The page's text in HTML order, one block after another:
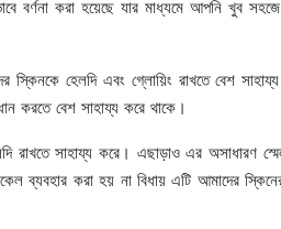
বর্ণনা করা হয়েছে যার মাধ্যমে আপনি খুব
স্কিনকে হেলদি এবং গ্লোয়িং রাখতে বেশ
করতে বেশ সাহায্য করে থাকে।
রাখতে সাহায্য করে। এছাড়াও এর অসাধারণ
ব্যবহার করা হয় না বিধায় এটি আমাদের